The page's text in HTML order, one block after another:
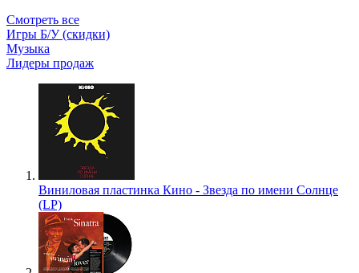
Смотреть все
Игры Б/У (скидки)
Музыка
Лидеры продаж
Виниловая пластинка Кино - Звезда по имени Солнце
(LP)